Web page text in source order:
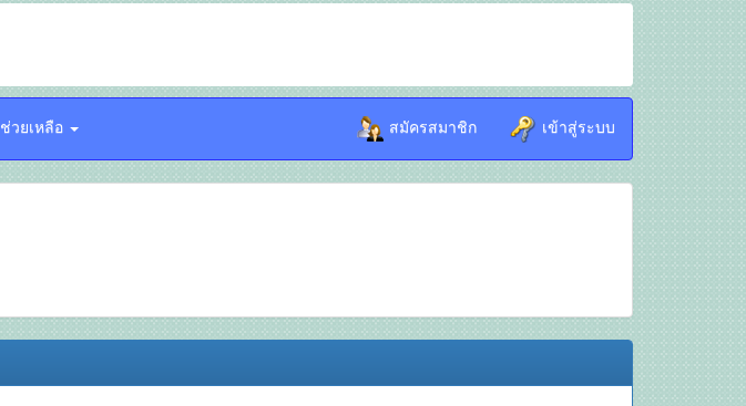
ช่วยเหลือ สมัครสมาชิก เข้าสู่ระบบ